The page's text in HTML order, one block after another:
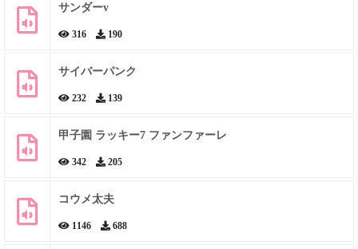
サンダーv
316 190
サイバーパンク
232 139
甲子園 ラッキー7 ファンファーレ
342 205
コウメ太夫
1146 688